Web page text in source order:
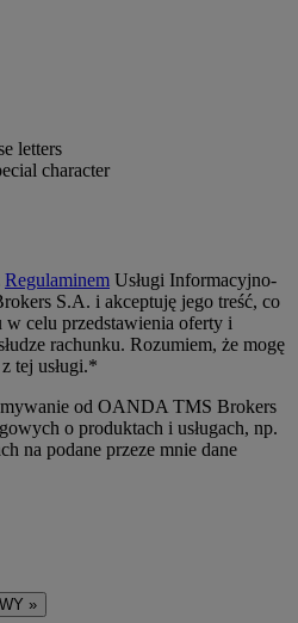
letters
character
Regulaminem Usługi Informacyjno-
S.A. i akceptuję jego treść, co
celu przedstawienia oferty i
rachunku. Rozumiem, że mogę
tej usługi.*
od OANDA TMS Brokers
o produktach i usługach, np.
na podane przeze mnie dane
»